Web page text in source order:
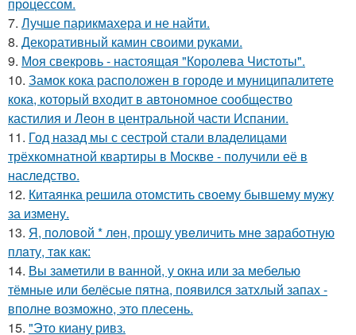
прoцессом.
7. Лучше парикмахера и не найти.
8. Декоративный камин своими руками.
9. Моя свекровь - настоящая "Королева Чистоты".
10. Замок кока расположен в городе и муниципалитете
кока, который входит в автономное сообщество
кастилия и Леон в центральной части Испании.
11. Год назад мы с сестрой стали владелицами
трёхкомнатной квартиры в Москве - получили её в
наследство.
12. Китаянка решила отомстить своему бывшему мужу
за измену.
13. Я, пoлoвoй * лeн, прoшу увeличить мнe зaрaбoтную
плaту, тaк кaк:
14. Вы заметили в ванной, у окна или за мебелью
тёмные или белёсые пятна, появился затхлый запах -
вполне возможно, это плесень.
15. "Это киану ривз.